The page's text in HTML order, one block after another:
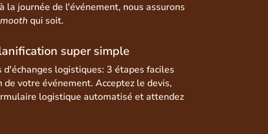
la journée de l'événement, nous assurons
qui soit.
super simple
logistiques: 3 étapes faciles
votre événement. Acceptez le devis,
logistique automatisé et attendez